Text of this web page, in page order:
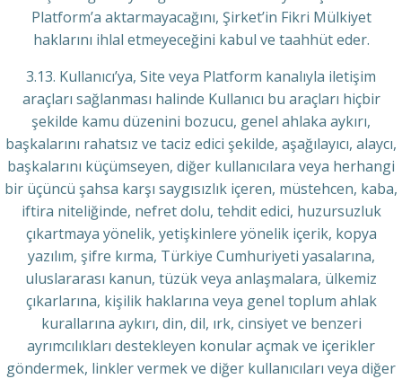
Platform’a aktarmayacağını, Şirket’in Fikri Mülkiyet
haklarını ihlal etmeyeceğini kabul ve taahhüt eder.
3.13. Kullanıcı’ya, Site veya Platform kanalıyla iletişim
araçları sağlanması halinde Kullanıcı bu araçları hiçbir
şekilde kamu düzenini bozucu, genel ahlaka aykırı,
başkalarını rahatsız ve taciz edici şekilde, aşağılayıcı, alaycı,
başkalarını küçümseyen, diğer kullanıcılara veya herhangi
bir üçüncü şahsa karşı saygısızlık içeren, müstehcen, kaba,
iftira niteliğinde, nefret dolu, tehdit edici, huzursuzluk
çıkartmaya yönelik, yetişkinlere yönelik içerik, kopya
yazılım, şifre kırma, Türkiye Cumhuriyeti yasalarına,
uluslararası kanun, tüzük veya anlaşmalara, ülkemiz
çıkarlarına, kişilik haklarına veya genel toplum ahlak
kurallarına aykırı, din, dil, ırk, cinsiyet ve benzeri
ayrımcılıkları destekleyen konular açmak ve içerikler
göndermek, linkler vermek ve diğer kullanıcıları veya diğer